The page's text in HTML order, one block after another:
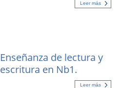
Leer más
Enseñanza de lectura y
escritura en Nb1.
Leer más